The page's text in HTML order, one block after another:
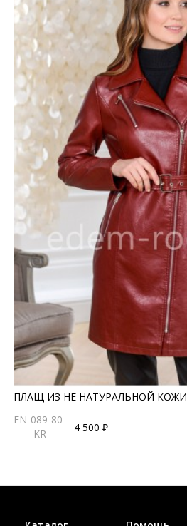
ПЛАЩ ИЗ НЕ НАТУРАЛЬНОЙ КОЖИ
EN-089-80-
KR
4 500 ₽